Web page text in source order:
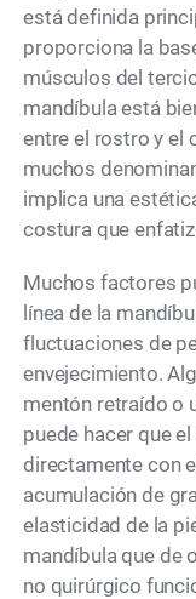
está definida
proporciona la
músculos del
mandíbula está
entre el rostro y el
muchos
implica una
costura que
Muchos factores
línea de la
fluctuaciones de
envejecimiento.
mentón retraído o
puede hacer que
directamente con
acumulación de
elasticidad de la
mandíbula que de
no quirúrgico